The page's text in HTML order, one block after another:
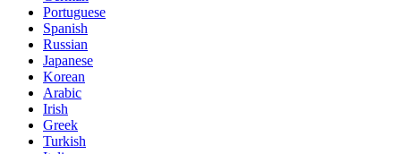
Portuguese
Spanish
Russian
Japanese
Korean
Arabic
Irish
Greek
Turkish